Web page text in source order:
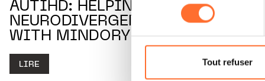
cas de refus de tous les
consentement
Tout refuser
AUTIHD: HELPING
NEURODIVERGENT MINDS
WITH MINDORY
LIRE